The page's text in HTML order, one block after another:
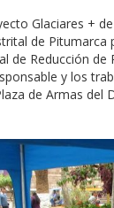
Glaciares +
de
de Reducción
y los
de Armas del